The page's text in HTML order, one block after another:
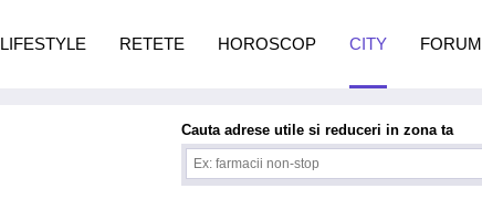
Cauta adrese utile si reduceri in zona ta
LIFESTYLE RETETE HOROSCOP CITY FORUM